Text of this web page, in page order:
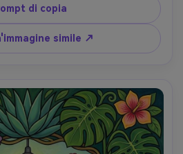
scena, contorni audaci, rossi
dipinta a mano, immobilità
dettagliato, obiettivo da 85 mm,
campo bassa-AR 4:5
di copia
simile ↗